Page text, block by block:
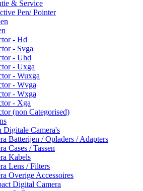
& Service
Pen/ Pointer
- Hd
- Svga
- Uhd
- Uxga
- Wuxga
- Wvga
- Wxga
- Xga
(non Categorised)
Digitale Camera's
Batterijen / Opladers / Adapters
Cases / Tassen
Kabels
Lens / Filters
Overige Accessoires
Digital Camera